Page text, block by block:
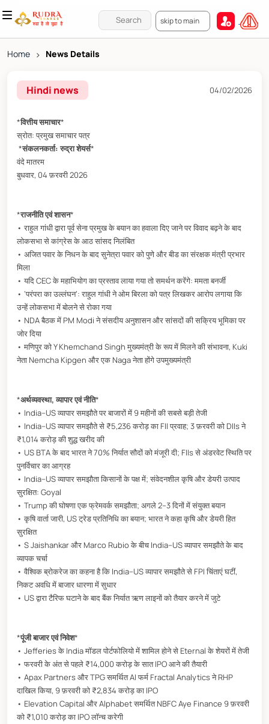
skip to main
Home > News Details
Hindi news 04/02/2026
*वित्तीय समाचार*
स्रोत: प्रमुख समाचार पत्र
*संकलनकर्ता: रुद्रा शेयर्स*
वंदे मातरम
बुधवार, 04 फ़रवरी 2026
*राजनीति एवं शासन*
• राहुल गांधी द्वारा पूर्व सेना प्रमुख के बयान का हवाला दिए जाने पर विवाद बढ़ने के बाद
लोकसभा से कांग्रेस के आठ सांसद निलंबित
• अजित पवार के निधन के बाद सुनेत्रा पवार को पुणे और बीड का संरक्षक मंत्री प्रभार
मिला
• यदि CEC के महाभियोग का प्रस्ताव लाया गया तो समर्थन करेंगे: ममता बनर्जी
• ‘परंपरा का उल्लंघन’: राहुल गांधी ने ओम बिरला को पत्र लिखकर आरोप लगाया कि
उन्हें लोकसभा में बोलने से रोका गया
• NDA बैठक में PM Modi ने संसदीय अनुशासन और सांसदों की सक्रिय भूमिका पर
जोर दिया
• मणिपुर को Y Khemchand Singh मुख्यमंत्री के रूप में मिलने की संभावना, Kuki
नेता Nemcha Kipgen और एक Naga नेता होंगे उपमुख्यमंत्री
*अर्थव्यवस्था, व्यापार एवं नीति*
• India–US व्यापार समझौते पर बाजारों में 9 महीनों की सबसे बड़ी तेजी
• India–US व्यापार समझौते से ₹5,236 करोड़ का FII प्रवाह; 3 फ़रवरी को DIIs ने
₹1,014 करोड़ की शुद्ध खरीद की
• US BTA के बाद भारत ने 70% निर्यात सौदों को मंजूरी दी; FIIs से अंडरवेट स्थिति पर
पुनर्विचार का आग्रह
• India–US व्यापार समझौता किसानों के पक्ष में; संवेदनशील कृषि और डेयरी उत्पाद
सुरक्षित: Goyal
• Trump की घोषणा एक फ्रेमवर्क समझौता; अगले 2–3 दिनों में संयुक्त बयान
• कृषि वार्ता जारी, US ट्रेड प्रतिनिधि का बयान; भारत ने कहा कृषि और डेयरी हित
सुरक्षित
• S Jaishankar और Marco Rubio के बीच India–US व्यापार समझौते के बाद
व्यापक चर्चा
• वैश्विक ब्रोकरेज का कहना है कि India–US व्यापार समझौते से FPI चिंताएं घटीं,
निकट अवधि में बाजार धारणा में सुधार
• US द्वारा टैरिफ घटाने के बाद बैंक निर्यात ऋण लाइनों को तैयार करने में जुटे
*पूंजी बाजार एवं निवेश*
• Jefferies के India मॉडल पोर्टफोलियो में शामिल होने से Eternal के शेयरों में तेजी
• फरवरी के अंत से पहले ₹14,000 करोड़ के सात IPO आने की तैयारी
• Apax Partners और TPG समर्थित AI फर्म Fractal Analytics ने RHP
दाखिल किया, 9 फ़रवरी को ₹2,834 करोड़ का IPO
• Elevation Capital और Alphabet समर्थित NBFC Aye Finance 9 फ़रवरी
को ₹1,010 करोड़ का IPO लॉन्च करेगी